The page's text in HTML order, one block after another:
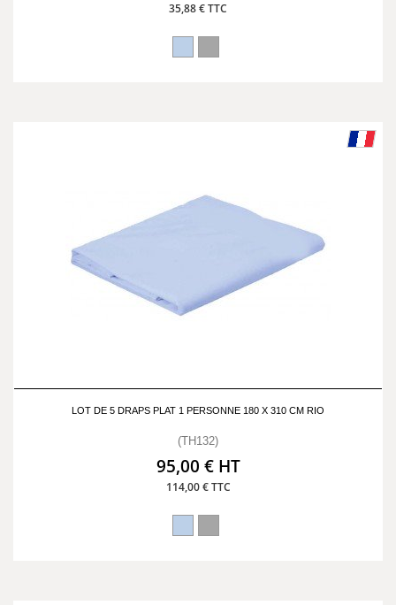
35,88 € TTC
LOT DE 5 DRAPS PLAT 1 PERSONNE 180 X 310 CM RIO
(TH132)
95,00 € HT
114,00 € TTC